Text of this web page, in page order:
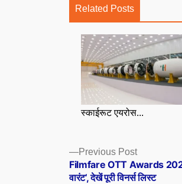
Related Posts
स्काईरूट एयरोस...
Posts
navigation
Previous PostPrevious
post:
Filmfare OTT Awards
वारंट’, देखें पूरी विनर्स लिस्ट